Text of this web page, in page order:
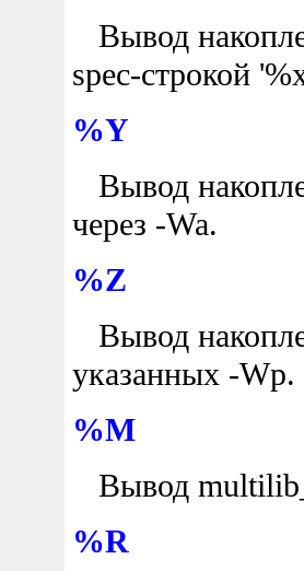
Вывод
spec-строкой
%Y
Вывод
через -Wa.
%Z
Вывод
указанных -Wp.
%M
Вывод
%R